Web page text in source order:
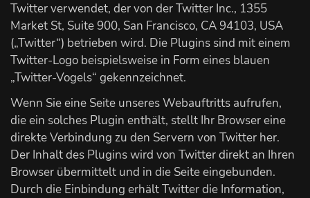
Twitter verwendet, der von der Twitter Inc., 1355
Market St, Suite 900, San Francisco, CA 94103, USA
(„Twitter“) betrieben wird. Die Plugins sind mit einem
Twitter-Logo beispielsweise in Form eines blauen
„Twitter-Vogels“ gekennzeichnet.
Wenn Sie eine Seite unseres Webauftritts aufrufen,
die ein solches Plugin enthält, stellt Ihr Browser eine
direkte Verbindung zu den Servern von Twitter her.
Der Inhalt des Plugins wird von Twitter direkt an Ihren
Browser übermittelt und in die Seite eingebunden.
Durch die Einbindung erhält Twitter die Information,